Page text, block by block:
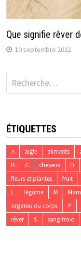
Que signifie rêver
10 septembre 2022
Rechercher :
ÉTIQUETTES
A aigle aliments
B
C cheveux D
fleurs et plantes
fruit
L
légume M
organes du corps
P
rêver
S sang-froid